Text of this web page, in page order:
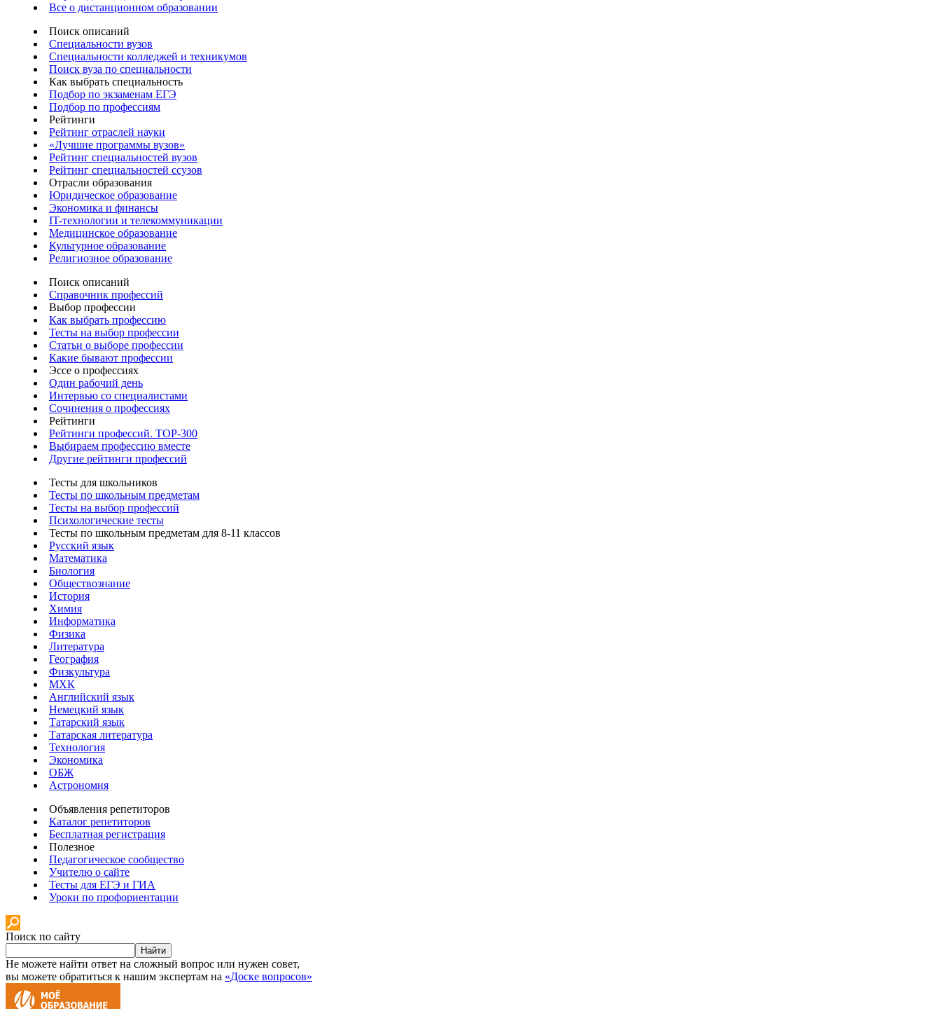
Все о дистанционном образовании
Поиск описаний
Специальности вузов
Специальности колледжей и техникумов
Поиск вуза по специальности
Как выбрать специальность
Подбор по экзаменам ЕГЭ
Подбор по профессиям
Рейтинги
Рейтинг отраслей науки
«Лучшие программы вузов»
Рейтинг специальностей вузов
Рейтинг специальностей ссузов
Отрасли образования
Юридическое образование
Экономика и финансы
IT-технологии и телекоммуникации
Медицинское образование
Культурное образование
Религиозное образование
Поиск описаний
Справочник профессий
Выбор профессии
Как выбрать профессию
Тесты на выбор профессии
Статьи о выборе профессии
Какие бывают профессии
Эссе о профессиях
Один рабочий день
Интервью со специалистами
Сочинения о профессиях
Рейтинги
Рейтинги профессий. TOP-300
Выбираем профессию вместе
Другие рейтинги профессий
Тесты для школьников
Тесты по школьным предметам
Тесты на выбор профессий
Психологические тесты
Тесты по школьным предметам для 8-11 классов
Русский язык
Математика
Биология
Обществознание
История
Химия
Информатика
Физика
Литература
География
Физкультура
МХК
Английский язык
Немецкий язык
Татарский язык
Татарская литература
Технология
Экономика
ОБЖ
Астрономия
Объявления репетиторов
Каталог репетиторов
Бесплатная регистрация
Полезное
Педагогическое сообщество
Учителю о сайте
Тесты для ЕГЭ и ГИА
Уроки по профориентации
Поиск по сайту
Найти
Не можете найти ответ на сложный вопрос или нужен совет,
вы можете обратиться к нашим экспертам на «Доске вопросов»